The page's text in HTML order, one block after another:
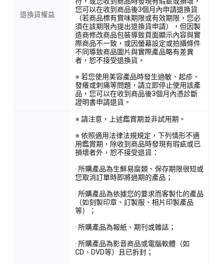
退換貨權益
您可以在收到商品後3個月內申請退換貨
（若商品標有賞味期限或有效期限，您必
須在該期限內提出退換貨申請），但因製
造商修改商品包裝導致頁面顯示內容與實
際商品不一致，或因螢幕設定或拍攝條件
不同導致商品圖片與實際產品略有差異
者，恕不接受退換貨。
※ 若您使用美容產品時發生過敏、起疹、
發癢或刺痛等問題，請立即停止使用該產
品，您可以在收到商品後3個月內憑診斷
證明書申請退貨。
※ 請注意，上述鑑賞期並非試用期。
※ 依照適用法律法規規定，下列情形不適
用鑑賞期，除收到商品時發現有瑕疵或已
損壞者外，恕不接受退貨：
· 所購產品為生鮮易腐類、保存期限很短或
您取消訂單時即將過期的產品；
· 所購產品為依據您的要求而客製化的產品
（如刻製印章、訂製服、相片印製產品
等）；
· 所購產品為報紙、期刊或雜誌；
· 所購產品為影音商品或電腦軟體（如
CD、DVD等）且已拆封；